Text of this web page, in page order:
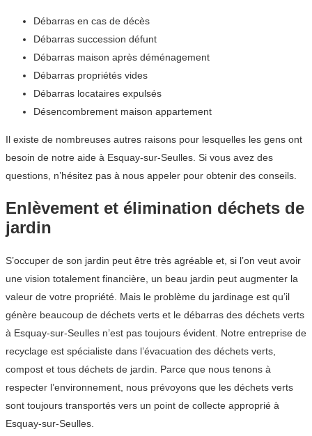
Débarras en cas de décès
Débarras succession défunt
Débarras maison après déménagement
Débarras propriétés vides
Débarras locataires expulsés
Désencombrement maison appartement
Il existe de nombreuses autres raisons pour lesquelles les gens ont
besoin de notre aide à Esquay-sur-Seulles. Si vous avez des
questions, n’hésitez pas à nous appeler pour obtenir des conseils.
Enlèvement et élimination déchets de
jardin
S’occuper de son jardin peut être très agréable et, si l’on veut avoir
une vision totalement financière, un beau jardin peut augmenter la
valeur de votre propriété. Mais le problème du jardinage est qu’il
génère beaucoup de déchets verts et le débarras des déchets verts
à Esquay-sur-Seulles n’est pas toujours évident. Notre entreprise de
recyclage est spécialiste dans l’évacuation des déchets verts,
compost et tous déchets de jardin. Parce que nous tenons à
respecter l’environnement, nous prévoyons que les déchets verts
sont toujours transportés vers un point de collecte approprié à
Esquay-sur-Seulles.